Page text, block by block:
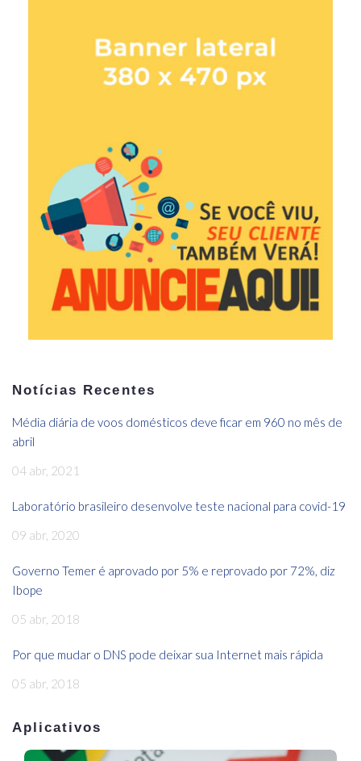
Notícias Recentes
Média diária de voos domésticos deve ficar em 960 no mês de
abril
04 abr, 2021
Laboratório brasileiro desenvolve teste nacional para covid-19
09 abr, 2020
Governo Temer é aprovado por 5% e reprovado por 72%, diz
Ibope
05 abr, 2018
Por que mudar o DNS pode deixar sua Internet mais rápida
05 abr, 2018
Aplicativos